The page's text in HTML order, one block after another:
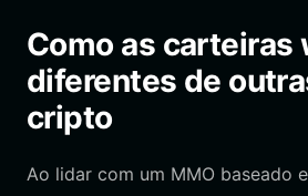
Como as carteiras
diferentes de
cripto
Ao lidar com um MMO baseado